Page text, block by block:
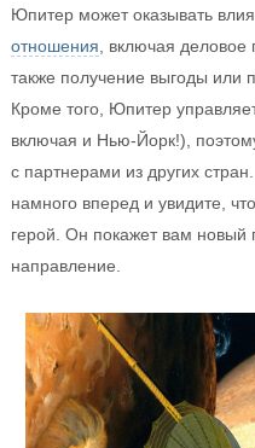
Юпитер может оказывать
отношения , включая
также получение выгоды или
Кроме того, Юпитер
включая и Нью-Йорк!),
с партнерами из других
намного вперед и увидите,
герой. Он покажет вам новый
направление.